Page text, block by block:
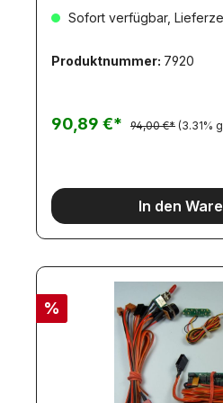
Lichtfunktionen der MFC-0x
1freie Funktion 2freie
aufMotorstützen abAn
Artikel 7921.Übertragen
der MFC-01 und MFC-03.
Sofort verfügbar,
Produktnummer: 7920
90,89 €* 94,00 €* (3.31%
In den
%